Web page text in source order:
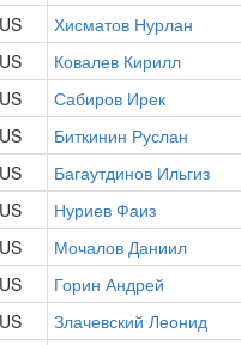
Хисматов Нурлан
Ковалев Кирилл
Сабиров Ирек
Биткинин Руслан
Багаутдинов Ильгиз
Нуриев Фаиз
Мочалов Даниил
Горин Андрей
Злачевский Леонид